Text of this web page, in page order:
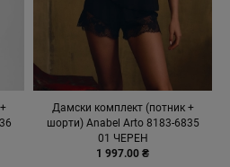
Дамски комплект (потник +
шорти) Anabel Arto 8183-6835
01 ЧЕРЕН
1 997.00 ₴